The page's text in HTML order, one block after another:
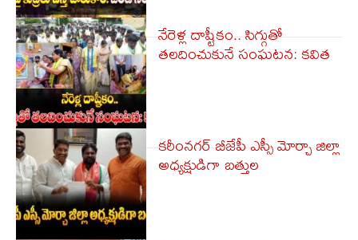
నేరెళ్ల దాష్టీకం.. సిగ్గుతో
తలదించుకునే సంఘటన: కవిత
కరీంనగర్ బీజేపీ ఎస్సీ మోర్చా జిల్లా
అధ్యక్షుడిగా బత్తుల